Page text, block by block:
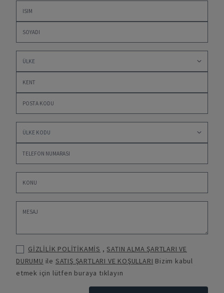
GİZLİLİK POLİTİKAMİS ,SATIN ALMA ŞARTLARI VE
DURUMU ile SATIŞ ŞARTLARI VE KOŞULLARI Bizim kabul
etmek için lütfen buraya tıklayın